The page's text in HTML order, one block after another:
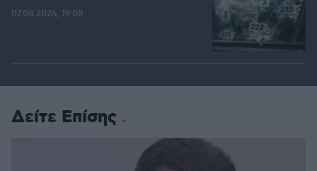
07.08.2026, 19:08
Δείτε Επίσης